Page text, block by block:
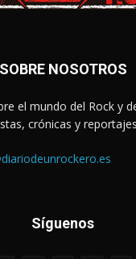
SOBRE NOSOTROS
el mundo del Rock y
crónicas y
Síguenos